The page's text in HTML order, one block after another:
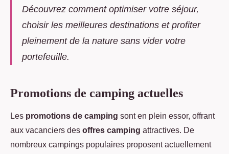
Découvrez comment optimiser votre séjour,
choisir les meilleures destinations et profiter
pleinement de la nature sans vider votre
portefeuille.
Promotions de camping actuelles
Les promotions de camping sont en plein essor, offrant
aux vacanciers des offres camping attractives. De
nombreux campings populaires proposent actuellement